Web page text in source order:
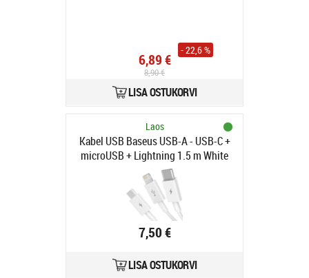
6,89 €
- 22,6 %
8,90 €
LISA OSTUKORVI
Laos
Kabel USB Baseus USB-A - USB-C +
microUSB + Lightning 1.5 m White
(CAMLTYS-02)
7,50 €
LISA OSTUKORVI